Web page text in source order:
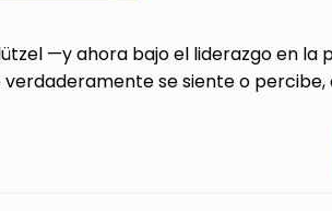
—y ahora bajo el liderazgo en la
se siente o percibe,